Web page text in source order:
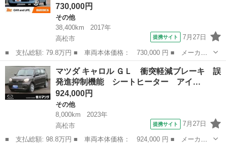
730,000円
その他
38,400km
2017年
高松市
提携サイト 7月27日
■ 支払総額: 79.8万円 ■ 車両本体価格： 730,000 円 ■ メーカー
名： マツダ ■ 車種名： フレア ■ グレード名： ハイブリッド
ＸＧ 禁煙 マイルドハイブリッド 社外オーディオ Ａストップ
電格ミラー ...
香川 高松市 その他
マツダ キャロル ＧＬ 衝突軽減ブレーキ 誤
発進抑制機能 シートヒーター アイ…
924,000円
その他
8,000km
2023年
高松市
提携サイト 7月27日
■ 支払総額: 98.8万円 ■ 車両本体価格： 924,000 円 ■ メーカー